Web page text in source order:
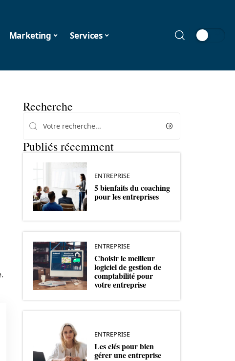
Marketing Services
Recherche
Publiés récemment
ENTREPRISE
5 bienfaits du coaching
pour les entreprises
ENTREPRISE
Choisir le meilleur
logiciel de gestion de
comptabilité pour
votre entreprise
ENTREPRISE
Les clés pour bien
gérer une entreprise